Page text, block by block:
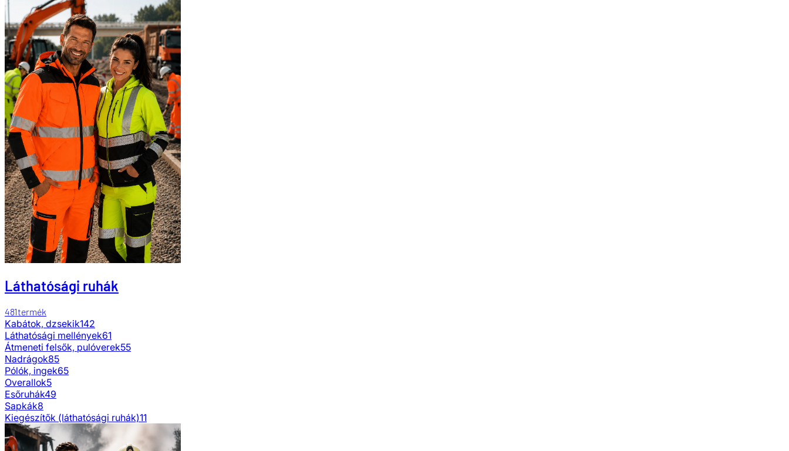
Láthatósági ruhák
481termék
Kabátok, dzsekik142
Láthatósági mellények61
Átmeneti felsők, pulóverek55
Nadrágok85
Pólók, ingek65
Overallok5
Esőruhák49
Sapkák8
Kiegészítők (láthatósági ruhák)11